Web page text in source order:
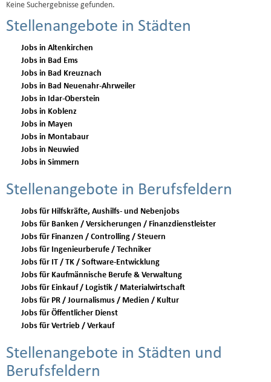
Keine Suchergebnisse gefunden.
Stellenangebote in Städten
Jobs in Altenkirchen
Jobs in Bad Ems
Jobs in Bad Kreuznach
Jobs in Bad Neuenahr-Ahrweiler
Jobs in Idar-Oberstein
Jobs in Koblenz
Jobs in Mayen
Jobs in Montabaur
Jobs in Neuwied
Jobs in Simmern
Stellenangebote in Berufsfeldern
Jobs für Hilfskräfte, Aushilfs- und Nebenjobs
Jobs für Banken / Versicherungen / Finanzdienstleister
Jobs für Finanzen / Controlling / Steuern
Jobs für Ingenieurberufe / Techniker
Jobs für IT / TK / Software-Entwicklung
Jobs für Kaufmännische Berufe & Verwaltung
Jobs für Einkauf / Logistik / Materialwirtschaft
Jobs für PR / Journalismus / Medien / Kultur
Jobs für Öffentlicher Dienst
Jobs für Vertrieb / Verkauf
Stellenangebote in Städten und
Berufsfeldern